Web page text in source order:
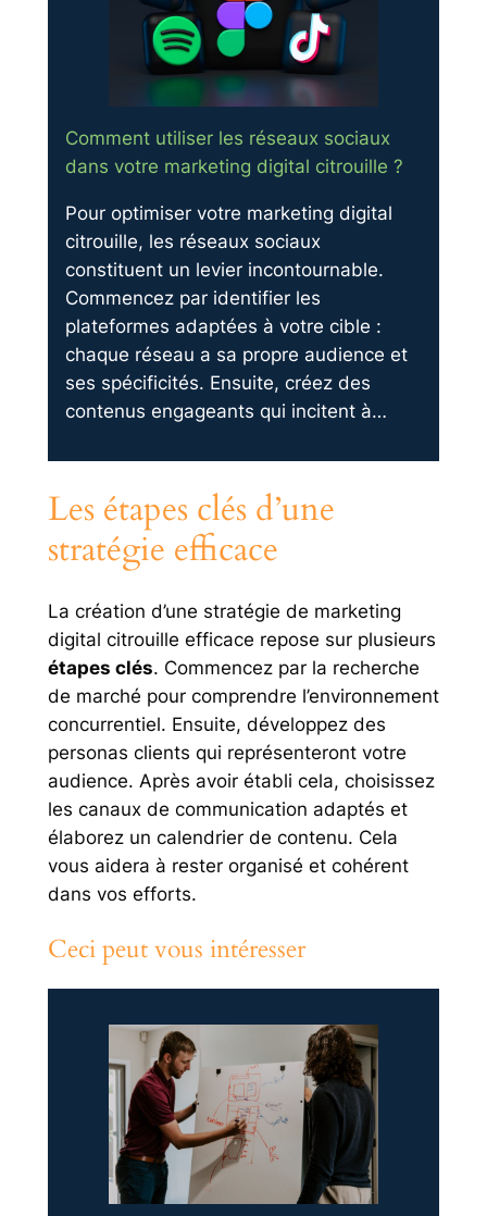
Comment utiliser les réseaux sociaux
dans votre marketing digital citrouille ?
Pour optimiser votre marketing digital
citrouille, les réseaux sociaux
constituent un levier incontournable.
Commencez par identifier les
plateformes adaptées à votre cible :
chaque réseau a sa propre audience et
ses spécificités. Ensuite, créez des
contenus engageants qui incitent à…
Les étapes clés d’une
stratégie efficace
La création d’une stratégie de marketing
digital citrouille efficace repose sur plusieurs
étapes clés. Commencez par la recherche
de marché pour comprendre l’environnement
concurrentiel. Ensuite, développez des
personas clients qui représenteront votre
audience. Après avoir établi cela, choisissez
les canaux de communication adaptés et
élaborez un calendrier de contenu. Cela
vous aidera à rester organisé et cohérent
dans vos efforts.
Ceci peut vous intéresser